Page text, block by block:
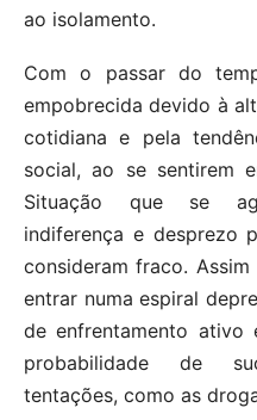
ao isolamento.
Com o passar do
empobrecida devido à
cotidiana e pela
social, ao se sentirem
Situação que se
indiferença e desprezo
consideram fraco.
entrar numa espiral
de enfrentamento
probabilidade de
tentações, como as